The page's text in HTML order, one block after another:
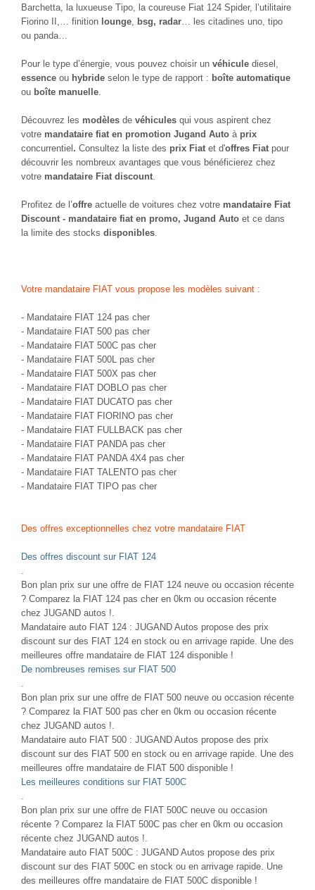
Barchetta, la luxueuse Tipo, la coureuse Fiat 124 Spider, l’utilitaire
Fiorino II,… finition lounge, bsg, radar… les citadines uno, tipo
ou panda…
Pour le type d’énergie, vous pouvez choisir un véhicule diesel,
essence ou hybride selon le type de rapport : boîte automatique
ou boîte manuelle.
Découvrez les modèles de véhicules qui vous aspirent chez
votre mandataire fiat en promotion Jugand Auto à prix
concurrentiel . Consultez la liste des prix Fiat et d'offres Fiat pour
découvrir les nombreux avantages que vous bénéficierez chez
votre mandataire Fiat discount.
Profitez de l’offre actuelle de voitures chez votre mandataire Fiat
Discount - mandataire fiat en promo, Jugand Auto et ce dans
la limite des stocks disponibles.
Votre mandataire FIAT vous propose les modèles suivant :
- Mandataire FIAT 124 pas cher
- Mandataire FIAT 500 pas cher
- Mandataire FIAT 500C pas cher
- Mandataire FIAT 500L pas cher
- Mandataire FIAT 500X pas cher
- Mandataire FIAT DOBLO pas cher
- Mandataire FIAT DUCATO pas cher
- Mandataire FIAT FIORINO pas cher
- Mandataire FIAT FULLBACK pas cher
- Mandataire FIAT PANDA pas cher
- Mandataire FIAT PANDA 4X4 pas cher
- Mandataire FIAT TALENTO pas cher
- Mandataire FIAT TIPO pas cher
Des offres exceptionnelles chez votre mandataire FIAT
Des offres discount sur FIAT 124
.
Bon plan prix sur une offre de FIAT 124 neuve ou occasion récente
? Comparez la FIAT 124 pas cher en 0km ou occasion récente
chez JUGAND autos !.
Mandataire auto FIAT 124 : JUGAND Autos propose des prix
discount sur des FIAT 124 en stock ou en arrivage rapide. Une des
meilleures offre mandataire de FIAT 124 disponible !
De nombreuses remises sur FIAT 500
.
Bon plan prix sur une offre de FIAT 500 neuve ou occasion récente
? Comparez la FIAT 500 pas cher en 0km ou occasion récente
chez JUGAND autos !.
Mandataire auto FIAT 500 : JUGAND Autos propose des prix
discount sur des FIAT 500 en stock ou en arrivage rapide. Une des
meilleures offre mandataire de FIAT 500 disponible !
Les meilleures conditions sur FIAT 500C
.
Bon plan prix sur une offre de FIAT 500C neuve ou occasion
récente ? Comparez la FIAT 500C pas cher en 0km ou occasion
récente chez JUGAND autos !.
Mandataire auto FIAT 500C : JUGAND Autos propose des prix
discount sur des FIAT 500C en stock ou en arrivage rapide. Une
des meilleures offre mandataire de FIAT 500C disponible !